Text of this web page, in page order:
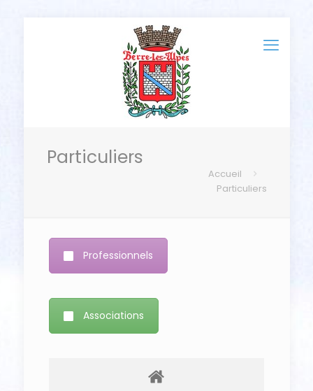
Particuliers
Accueil
Particuliers
Professionnels
Associations